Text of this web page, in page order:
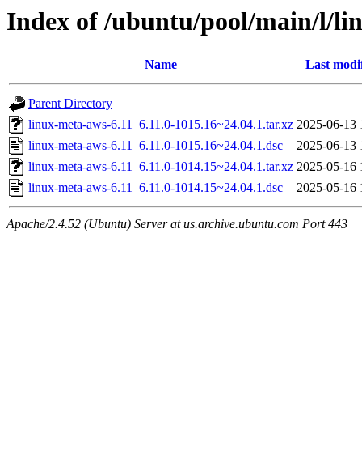
Index of /ubuntu/pool/main/l/
Name Last
Parent Directory
linux-meta-aws-6.11_6.11.0-1015.16~24.04.1.tar.xz 2025-06-13
linux-meta-aws-6.11_6.11.0-1015.16~24.04.1.dsc
2025-06-13
linux-meta-aws-6.11_6.11.0-1014.15~24.04.1.tar.xz 2025-05-16
linux-meta-aws-6.11_6.11.0-1014.15~24.04.1.dsc
2025-05-16
Apache/2.4.52 (Ubuntu) Server at us.archive.ubuntu.com Port 443